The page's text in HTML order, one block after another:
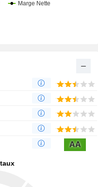
AA